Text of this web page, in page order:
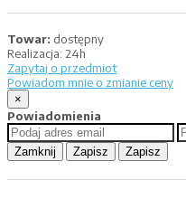
Towar: dostępny
Realizacja: 24h
Zapytaj o przedmiot
Powiadom mnie o zmianie ceny
×
Powiadomienia
Zamknij Zapisz Zapisz